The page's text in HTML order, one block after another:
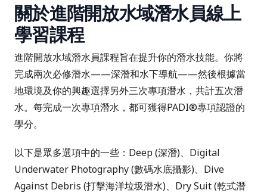
關於進階開放水域潛水員線上
學習課程
進階開放水域潛水員課程旨在提升你的潛水技能。你將
完成兩次必修潛水——深潛和水下導航——然後根據當
地環境及你的興趣選擇另外三次專項潛水，共計五次潛
水。每完成一次專項潛水，都可獲得PADI®專項認證的
學分。
以下是眾多選項中的一些：Deep (深潛)、Digital
Underwater Photography (數碼水底攝影)、Dive
Against Debris (打擊海洋垃圾潛水)、Dry Suit (乾式潛